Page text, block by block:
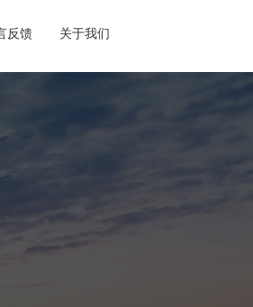
反馈 关于我们